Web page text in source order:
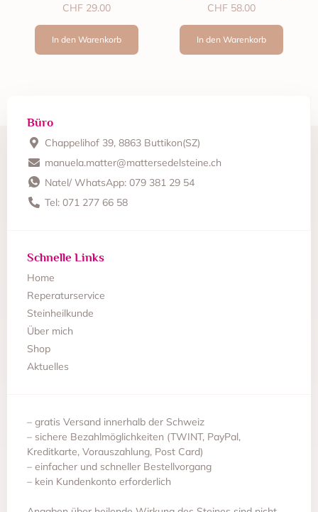
CHF 29.00
In den Warenkorb
CHF 58.00
In den Warenkorb
Büro
Chappelihof 39, 8863 Buttikon(SZ)
manuela.matter@mattersedelsteine.ch
Natel/ WhatsApp: 079 381 29 54
Tel: 071 277 66 58
Schnelle Links
Home
Reperaturservice
Steinheilkunde
Über mich
Shop
Aktuelles
– gratis Versand innerhalb der Schweiz
– sichere Bezahlmöglichkeiten (TWINT, PayPal,
Kreditkarte, Vorauszahlung, Post Card)
– einfacher und schneller Bestellvorgang
– kein Kundenkonto erforderlich